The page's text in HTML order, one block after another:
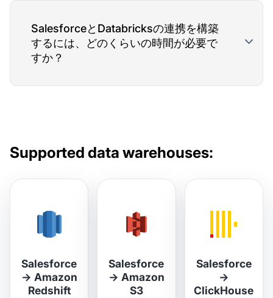
SalesforceとDatabricksの連携を構築
するには、どのくらいの時間が必要で
すか？
Supported data warehouses:
Salesforce
→ Amazon
Redshift
Salesforce
→ Amazon
S3
Salesforce
→
ClickHouse